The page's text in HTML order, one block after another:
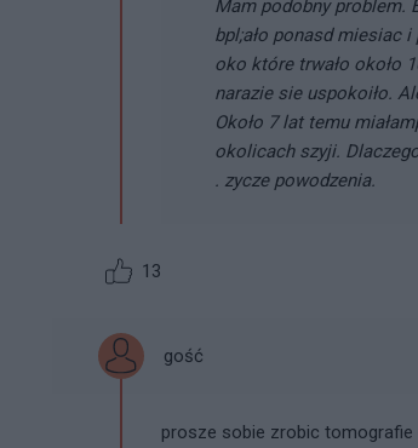
Mam podobny problem.
bpl;ało ponasd miesiac
oko które trwało około
narazie sie uspokoiło.
Około 7 lat temu
okolicach szyji.
. zycze powodzenia.
13
gość
prosze sobie zrobic tomografie